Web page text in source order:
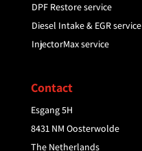
DPF Restore service
Diesel Intake & EGR service
InjectorMax service
Contact
Esgang 5H
8431 NM Oosterwolde
The Netherlands